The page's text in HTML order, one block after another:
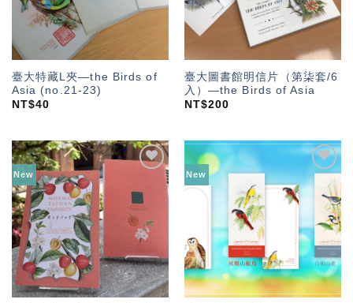
臺大特藏L夾—the Birds of
Asia (no.21-23)
NT$40
臺大圖書館明信片（第柒套/6
入）—the Birds of Asia
NT$200
New
「願
望輕
New
加入
「願
望輕
單」